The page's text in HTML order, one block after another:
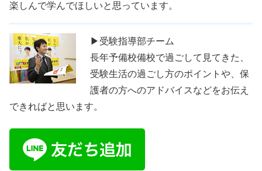
楽しんで学んでほしいと思っています。
▶受験指導部チーム
長年予備校備校で過ごして見てきた、
受験生活の過ごし方のポイントや、保
護者の方へのアドバイスなどをお伝え
できればと思います。